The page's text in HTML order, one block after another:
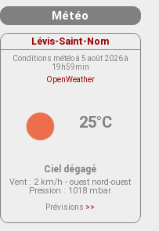
Météo
Lévis-Saint-Nom
Conditions météo à 5 août 2026 à
19h59min
OpenWeather
25°C
Ciel dégagé
Vent : 2 km/h - ouest nord-ouest
Pression : 1018 mbar
Prévisions >>
actuellement aucune prévision